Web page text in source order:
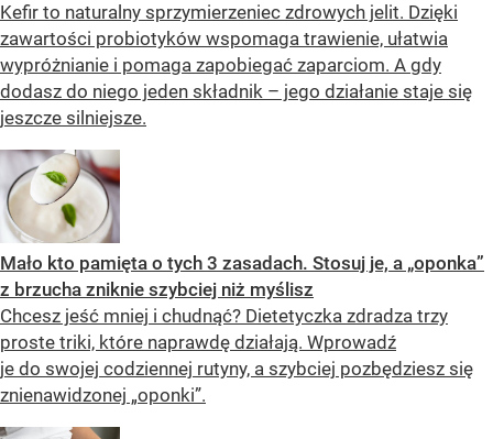
Kefir to naturalny sprzymierzeniec zdrowych jelit. Dzięki
zawartości probiotyków wspomaga trawienie, ułatwia
wypróżnianie i pomaga zapobiegać zaparciom. A gdy
dodasz do niego jeden składnik – jego działanie staje się
jeszcze silniejsze.
Mało kto pamięta o tych 3 zasadach. Stosuj je, a „oponka”
z brzucha zniknie szybciej niż myślisz
Chcesz jeść mniej i chudnąć? Dietetyczka zdradza trzy
proste triki, które naprawdę działają. Wprowadź
je do swojej codziennej rutyny, a szybciej pozbędziesz się
znienawidzonej „oponki”.